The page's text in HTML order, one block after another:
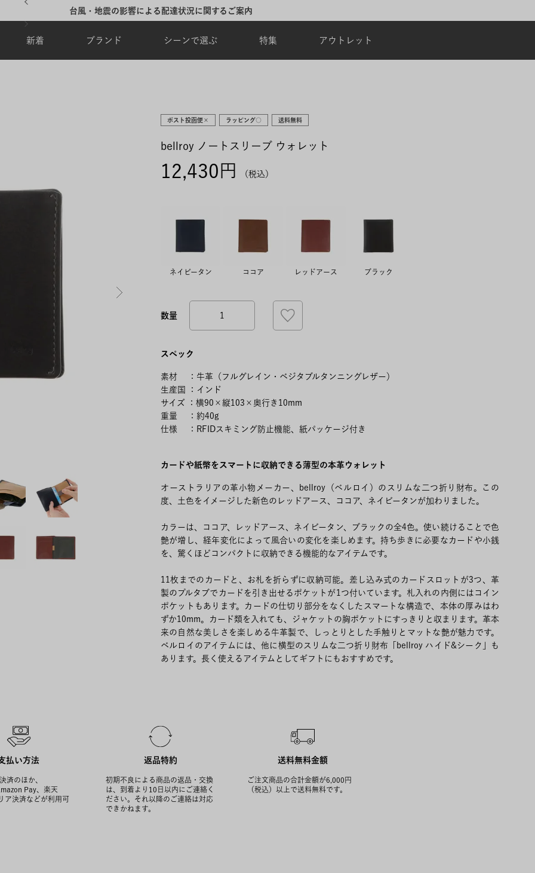
夏季休業のご案内
新着 ブランド シーンで選ぶ 特集 アウトレット
ポスト投函便× ラッピング○ 送料無料
bellroy ノートスリーブ ウォレット
12,430 税込
ネイビータン ココア レッドアース ブラック
スペック
素材 ：牛革（フルグレイン・ベジタブルタンニングレザー）
生産国 ：インド
サイズ ：横90×縦103×奥行き10mm
重量 ：約40g
仕様 ：RFIDスキミング防止機能、紙パッケージ付き
カードや紙幣をスマートに収納できる薄型の本革ウォレット
オーストラリアの革小物メーカー、bellroy（ベルロイ）のスリムな二つ折り財布。この
度、土色をイメージした新色のレッドアース、ココア、ネイビータンが加わりました。
カラーは、ココア、レッドアース、ネイビータン、ブラックの全4色。使い続けることで色
艶が増し、経年変化によって風合いの変化を楽しめます。持ち歩きに必要なカードや小銭
を、驚くほどコンパクトに収納できる機能的なアイテムです。
11枚までのカードと、お札を折らずに収納可能。差し込み式のカードスロットが3つ、革
製のプルタブでカードを引き出せるポケットが1つ付いています。札入れの内側にはコイン
ポケットもあります。カードの仕切り部分をなくしたスマートな構造で、本体の厚みはわ
ずか10mm。カード類を入れても、ジャケットの胸ポケットにすっきりと収まります。革本
来の自然な美しさを楽しめる牛革製で、しっとりとした手触りとマットな艶が魅力です。
ベルロイのアイテムには、他に横型のスリムな二つ折り財布「bellroy ハイド&シーク」も
あります。長く使えるアイテムとしてギフトにもおすすめです。
払い方法
済のほか、
Pay、楽天
ア決済などが利用可
返品特約
初期不良による商品の返品・交換
は、到着より10日以内にご連絡く
ださい。それ以降のご連絡は対応
できかねます。
送料無料金額
ご注文商品の合計金額が6,000円
（税込）以上で送料無料です。